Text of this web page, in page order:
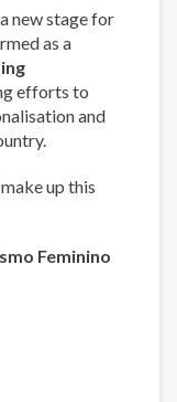
new stage for
as a
efforts to
and
up this
Feminino